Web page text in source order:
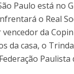
Paulo está no
o Real
da
da casa, o
Paulista